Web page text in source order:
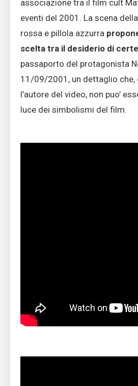
associazione tra il film cult
eventi del 2001. La scena
rossa e pillola azzurra
scelta tra il desiderio di
passaporto del protagonista
11/09/2001, un dettaglio che,
l’autore del video, non puo’
luce dei simbolismi del film.